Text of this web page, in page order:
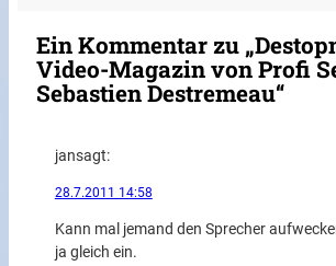
Ein Kommentar zu
Video-Magazin von Profi
Sebastien Destremeau“
jansagt:
28.7.2011 14:58
Kann mal jemand den Sprecher
ja gleich ein.